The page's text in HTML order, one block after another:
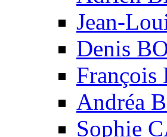
Jean-
Denis
Andréa
Sophie